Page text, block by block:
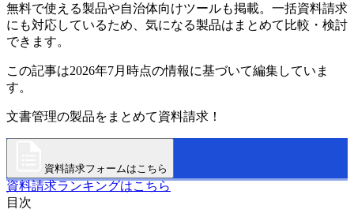
無料で使える製品や自治体向けツールも掲載。一括資料請求
にも対応しているため、気になる製品はまとめて比較・検討
できます。
この記事は2026年7月時点の情報に基づいて編集していま
す。
文書管理の製品をまとめて資料請求！
資料請求フォームはこちら
資料請求ランキングはこちら
目次